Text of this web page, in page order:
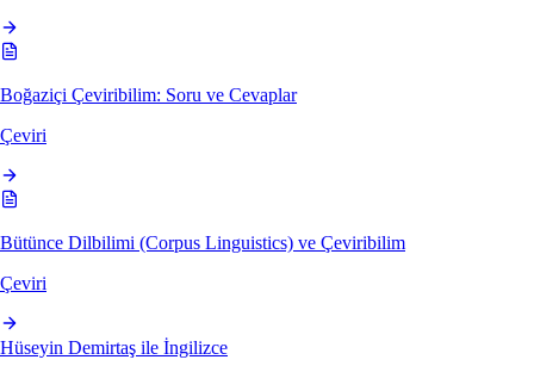
Boğaziçi Çeviribilim: Soru ve Cevaplar
Çeviri
Bütünce Dilbilimi (Corpus Linguistics) ve Çeviribilim
Çeviri
Hüseyin Demirtaş ile İngilizce